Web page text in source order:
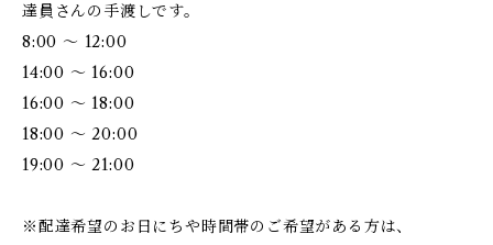
達員さんの手渡しです。
8:00 ～ 12:00
14:00 ～ 16:00
16:00 ～ 18:00
18:00 ～ 20:00
19:00 ～ 21:00
※配達希望のお日にちや時間帯のご希望がある方は、